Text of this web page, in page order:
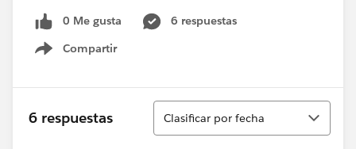
0 Me gusta
6 respuestas
Compartir
Show menu
6 respuestas
Ordenar
Clasificar por fecha